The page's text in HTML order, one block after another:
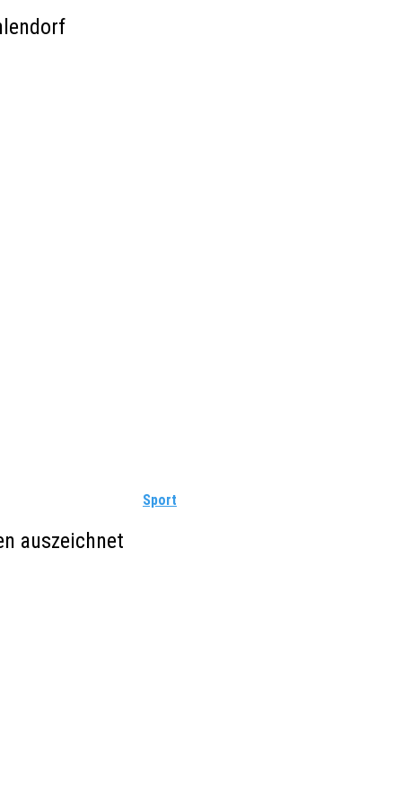
Sport
auszeichnet